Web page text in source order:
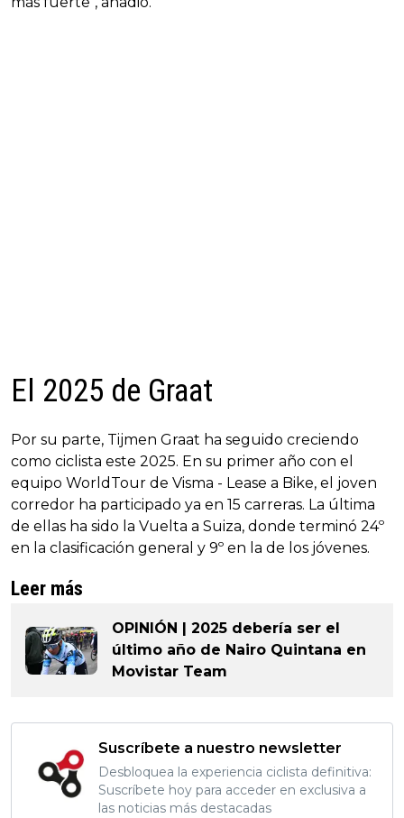
El 2025 de Graat
Por su parte, Tijmen Graat ha seguido creciendo
como ciclista este 2025. En su primer año con el
equipo WorldTour de Visma - Lease a Bike, el joven
corredor ha participado ya en 15 carreras. La última
de ellas ha sido la Vuelta a Suiza, donde terminó 24º
en la clasificación general y 9º en la de los jóvenes.
Leer más
OPINIÓN | 2025 debería ser el
último año de Nairo Quintana en
Movistar Team
Suscríbete a nuestro newsletter
Desbloquea la experiencia ciclista definitiva:
Suscríbete hoy para acceder en exclusiva a
las noticias más destacadas